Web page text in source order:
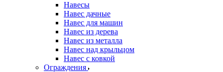
Навесы
Навес дачные
Навес для машин
Навес из дерева
Навес из металла
Навес над крыльцом
Навес с ковкой
Ограждения